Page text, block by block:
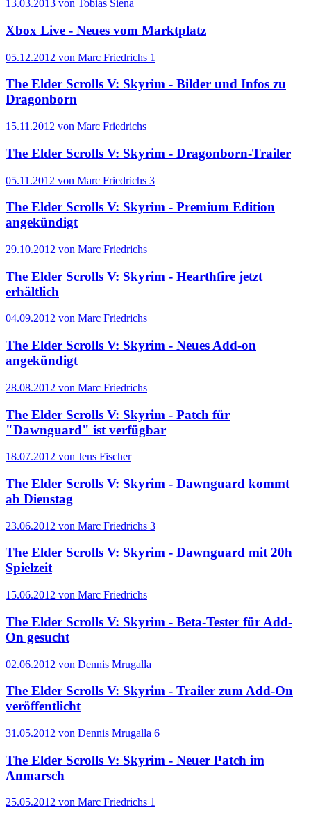
13.03.2013 von Tobias Siena
Xbox Live - Neues vom Marktplatz
05.12.2012 von Marc Friedrichs 1
The Elder Scrolls V: Skyrim - Bilder und Infos zu
Dragonborn
15.11.2012 von Marc Friedrichs
The Elder Scrolls V: Skyrim - Dragonborn-Trailer
05.11.2012 von Marc Friedrichs 3
The Elder Scrolls V: Skyrim - Premium Edition
angekündigt
29.10.2012 von Marc Friedrichs
The Elder Scrolls V: Skyrim - Hearthfire jetzt
erhältlich
04.09.2012 von Marc Friedrichs
The Elder Scrolls V: Skyrim - Neues Add-on
angekündigt
28.08.2012 von Marc Friedrichs
The Elder Scrolls V: Skyrim - Patch für
"Dawnguard" ist verfügbar
18.07.2012 von Jens Fischer
The Elder Scrolls V: Skyrim - Dawnguard kommt
ab Dienstag
23.06.2012 von Marc Friedrichs 3
The Elder Scrolls V: Skyrim - Dawnguard mit 20h
Spielzeit
15.06.2012 von Marc Friedrichs
The Elder Scrolls V: Skyrim - Beta-Tester für Add-
On gesucht
02.06.2012 von Dennis Mrugalla
The Elder Scrolls V: Skyrim - Trailer zum Add-On
veröffentlicht
31.05.2012 von Dennis Mrugalla 6
The Elder Scrolls V: Skyrim - Neuer Patch im
Anmarsch
25.05.2012 von Marc Friedrichs 1